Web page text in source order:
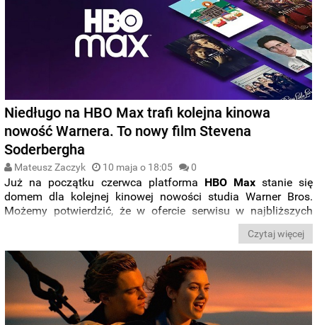
Niedługo na HBO Max trafi kolejna kinowa
nowość Warnera. To nowy film Stevena
Soderbergha
Mateusz Zaczyk 10 maja o 18:05 0
Już na początku czerwca platforma HBO Maxstanie się
domem dla kolejnej kinowej nowości studia Warner Bros.
Możemy potwierdzić, że w ofercie serwisu w najbliższych
Magic Mike: Ostatni taniec”.
Czytaj więcej